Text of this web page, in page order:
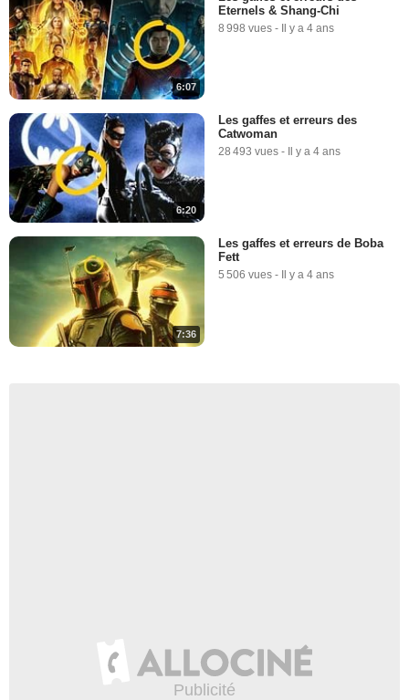
6:07
Eternels & Shang-Chi
8 998 vues - Il y a 4 ans
6:20
Les gaffes et erreurs des
Catwoman
28 493 vues - Il y a 4 ans
7:36
Les gaffes et erreurs de Boba
Fett
5 506 vues - Il y a 4 ans